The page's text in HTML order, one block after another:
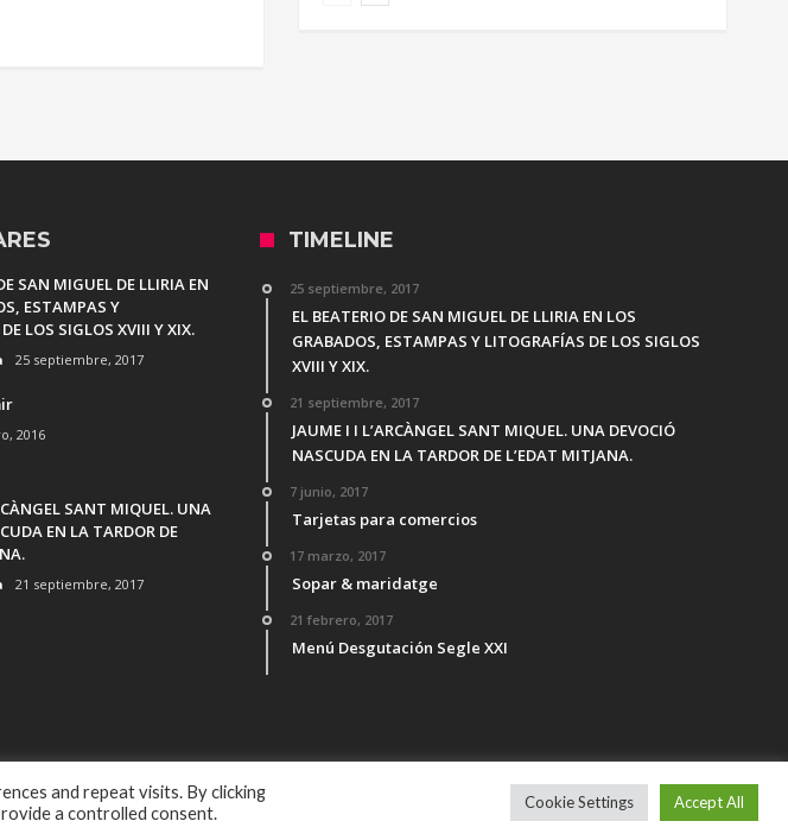
SAN MIGUEL DE LLIRIA EN
ESTAMPAS Y
LOS SIGLOS XVIII Y XIX.
25 septiembre, 2017
2016
SANT MIQUEL. UNA
EN LA TARDOR DE
21 septiembre, 2017
TIMELINE
25 septiembre, 2017
EL BEATERIO DE SAN MIGUEL DE LLIRIA EN LOS
GRABADOS, ESTAMPAS Y LITOGRAFÍAS DE LOS SIGLOS
XVIII Y XIX.
21 septiembre, 2017
JAUME I I L’ARCÀNGEL SANT MIQUEL. UNA DEVOCIÓ
NASCUDA EN LA TARDOR DE L’EDAT MITJANA.
7 junio, 2017
Tarjetas para comercios
17 marzo, 2017
Sopar & maridatge
21 febrero, 2017
Menú Desgutación Segle XXI
and repeat visits. By clicking
a controlled consent.
Cookie Settings Accept All